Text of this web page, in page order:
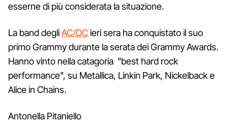
esserne di più considerata la situazione.
La band degliAC/DCieri sera ha conquistato il suo
primo Grammy durante la serata dei Grammy Awards.
Hanno vinto nella catagoria "best hard rock
performance", su Metallica, Linkin Park, Nickelback e
Alice in Chains.
Antonella Pitaniello